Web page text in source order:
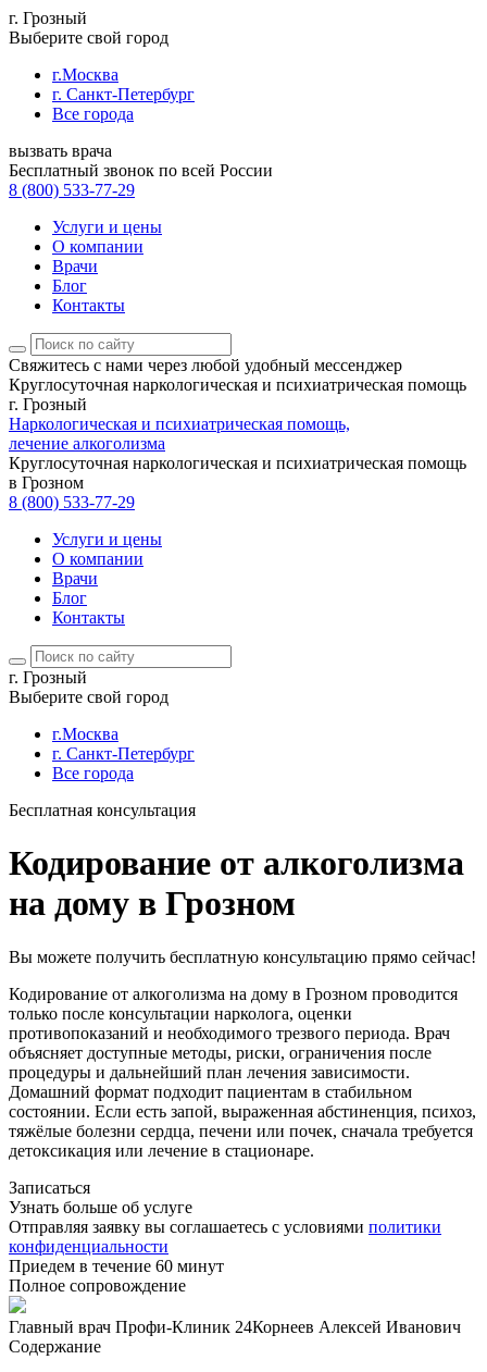
г. Грозный
Выберите свой город
г.Москва
г. Санкт-Петербург
Все города
вызвать врача
Бесплатный звонок по всей России
8 (800) 533-77-29
Услуги и цены
О компании
Врачи
Блог
Контакты
Свяжитесь с нами через любой удобный мессенджер
Круглосуточная наркологическая и психиатрическая помощь
г. Грозный
Наркологическая и психиатрическая помощь,
лечение алкоголизма
Круглосуточная наркологическая и психиатрическая помощь
в Грозном
8 (800) 533-77-29
Услуги и цены
О компании
Врачи
Блог
Контакты
г. Грозный
Выберите свой город
г.Москва
г. Санкт-Петербург
Все города
Бесплатная консультация
Кодирование от алкоголизма
на дому в Грозном
Вы можете получить бесплатную консультацию прямо сейчас!
Кодирование от алкоголизма на дому в Грозном проводится
только после консультации нарколога, оценки
противопоказаний и необходимого трезвого периода. Врач
объясняет доступные методы, риски, ограничения после
процедуры и дальнейший план лечения зависимости.
Домашний формат подходит пациентам в стабильном
состоянии. Если есть запой, выраженная абстиненция, психоз,
тяжёлые болезни сердца, печени или почек, сначала требуется
детоксикация или лечение в стационаре.
Записаться
Узнать больше об услуге
Отправляя заявку вы соглашаетесь с условиями политики
конфиденциальности
Приедем в течение 60 минут
Полное сопровождение
Главный врач Профи-Клиник 24Корнеев Алексей Иванович
Содержание